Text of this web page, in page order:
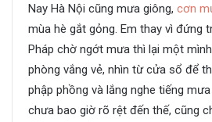
Nay Hà Nội cũng mưa giông, cơn
mùa hè gắt gỏng. Em thay vì đứng
Pháp chờ ngớt mưa thì lại một
phòng vắng vẻ, nhìn từ cửa sổ để
phập phồng và lắng nghe tiếng
chưa bao giờ rõ rệt đến thế, cũng